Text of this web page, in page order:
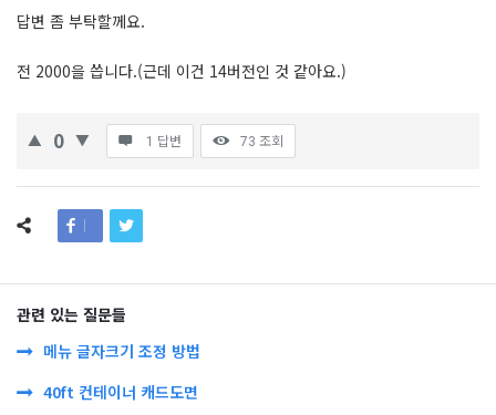
답변 좀 부탁할께요.
전 2000을 씁니다.(근데 이건 14버전인 것 같아요.)
0 1 답변 73 조회
관련 있는 질문들
메뉴 글자크기 조정 방법
40ft 컨테이너 캐드도면